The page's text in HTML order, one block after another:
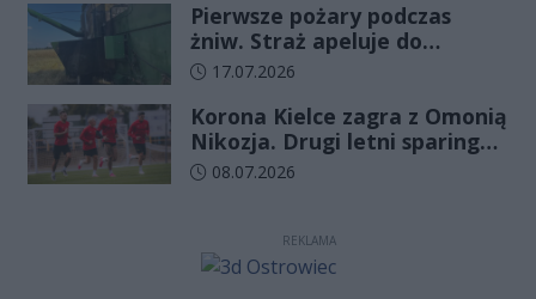
ślubowanie
Pierwsze pożary podczas
żniw. Straż apeluje do
rolników o ostrożność
Data dodania artykułu:
17.07.2026
Korona Kielce zagra z Omonią
Nikozja. Drugi letni sparing
odbędzie się na EXBUD Arenie
Data dodania artykułu:
08.07.2026
REKLAMA